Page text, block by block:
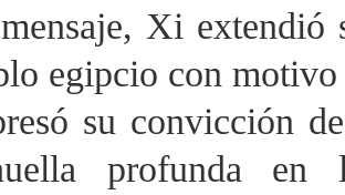
Xi extendió
egipcio con
su convicción
profunda